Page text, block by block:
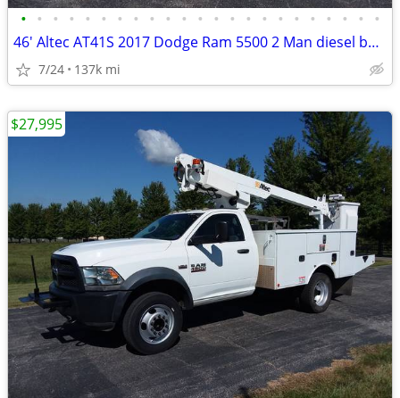
• • • • • • • • • • • • • • • • • • • • • • •
46' Altec AT41S 2017 Dodge Ram 5500 2 Man diesel bucket truck w/ jib
7/24 137k mi
$27,995